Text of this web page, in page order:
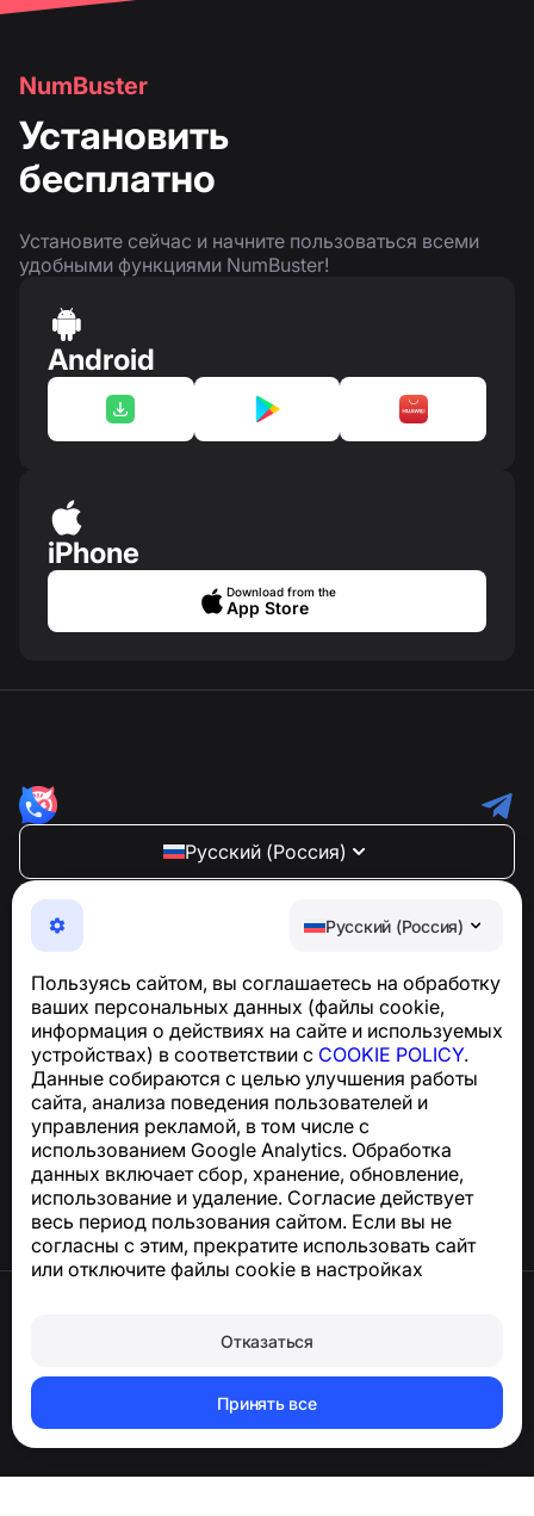
Русский (Россия)
Пользуясь сайтом, вы соглашаетесь на обработку
ваших персональных данных (файлы cookie,
информация о действиях на сайте и используемых
устройствах) в соответствии с COOKIE POLICY.
Данные собираются с целью улучшения работы
сайта, анализа поведения пользователей и
управления рекламой, в том числе с
использованием Google Analytics. Обработка
данных включает сбор, хранение, обновление,
использование и удаление. Согласие действует
весь период пользования сайтом. Если вы не
согласны с этим, прекратите использовать сайт
или отключите файлы cookie в настройках
Отказаться
Принять все
NumBuster
Установить
бесплатно
Установите сейчас и начните пользоваться всеми
удобными функциями NumBuster!
Android
iPhone
Download from the
App Store
Русский (Россия)
NumBuster © 2013—2026 ·
Максимально удобное приложение для защиты от
телефонных мошенников, спама и нежелательных
Для запросов по соблюдению GDPR:
support@numbuster.com
Центр поддержки
Новости и статьи
О проекте
Контакты
Удалить аккаунт и персональные данные